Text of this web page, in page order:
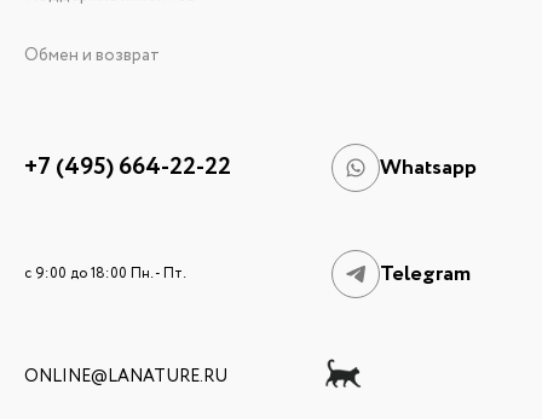
Обмен и возврат
+7 (495) 664-22-22 Whatsapp
c 9:00 до 18:00 Пн. - Пт. Telegram
ONLINE@LANATURE.RU